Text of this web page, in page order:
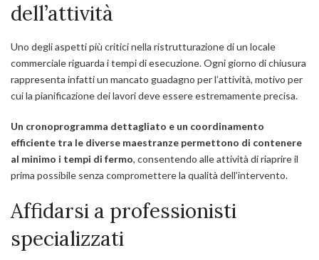
dell’attività
Uno degli aspetti più critici nella ristrutturazione di un locale
commerciale riguarda i tempi di esecuzione. Ogni giorno di chiusura
rappresenta infatti un mancato guadagno per l’attività, motivo per
cui la pianificazione dei lavori deve essere estremamente precisa.
Un cronoprogramma dettagliato e un coordinamento
efficiente tra le diverse maestranze permettono di contenere
al minimo i tempi di fermo, consentendo alle attività di riaprire il
prima possibile senza compromettere la qualità dell’intervento.
Affidarsi a professionisti
specializzati